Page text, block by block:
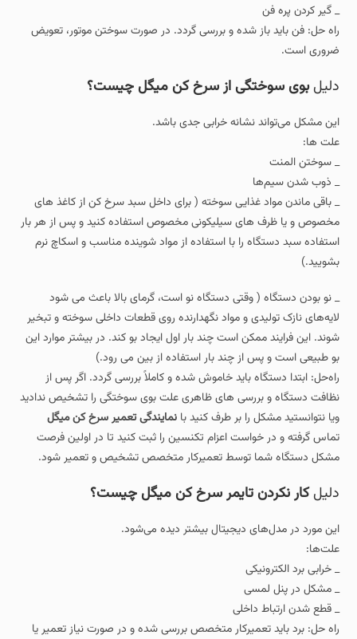
_ گیر کردن پره فن
راه حل: فن باید باز شده و بررسی گردد. در صورت سوختن موتور، تعویض
ضروری است.
دلیلبوی سوختگی از سرخ کن میگل چیست؟
این مشکل می‌تواند نشانه خرابی جدی باشد.
علت ها:
_ سوختن المنت
_ ذوب شدن سیم‌ها
_ باقی ماندن مواد غذایی سوخته ( برای داخل سبد سرخ کن از کاغذ های
مخصوص و یا ظرف های سیلیکونی مخصوص استفاده کنید و پس از هر بار
استفاده سبد دستگاه را با استفاده از مواد شوینده مناسب و اسکاچ نرم
بشویید.)
_ نو بودن دستگاه ( وقتی دستگاه نو است، گرمای بالا باعث می شود
لایه‌های نازک تولیدی و مواد نگهدارنده روی قطعات داخلی سوخته و تبخیر
شوند. این فرایند ممکن است چند بار اول ایجاد بو کند. در بیشتر موارد این
بو طبیعی است و پس از چند بار استفاده از بین می رود.)
راه‌حل: ابتدا دستگاه باید خاموش شده و کاملاً بررسی گردد. اگر پس از
نظافت دستگاه و بررسی های ظاهری علت بوی سوختگی را تشخیص ندادید
ویا نتوانستید مشکل را بر طرف کنید بانمایندگی تعمیر سرخ کن میگل
تماس گرفته و در خواست اعزام تکنسین را ثبت کنید تا در اولین فرصت
مشکل دستگاه شما توسط تعمیرکار متخصص تشخیص و تعمیر شود.
دلیلکار نکردن تایمر سرخ کن میگل چیست؟
این مورد در مدل‌های دیجیتال بیشتر دیده می‌شود.
علت‌ها:
_ خرابی برد الکترونیکی
_ مشکل در پنل لمسی
_ قطع شدن ارتباط داخلی
راه حل: برد باید تعمیرکار متخصص بررسی شده و در صورت نیاز تعمیر یا